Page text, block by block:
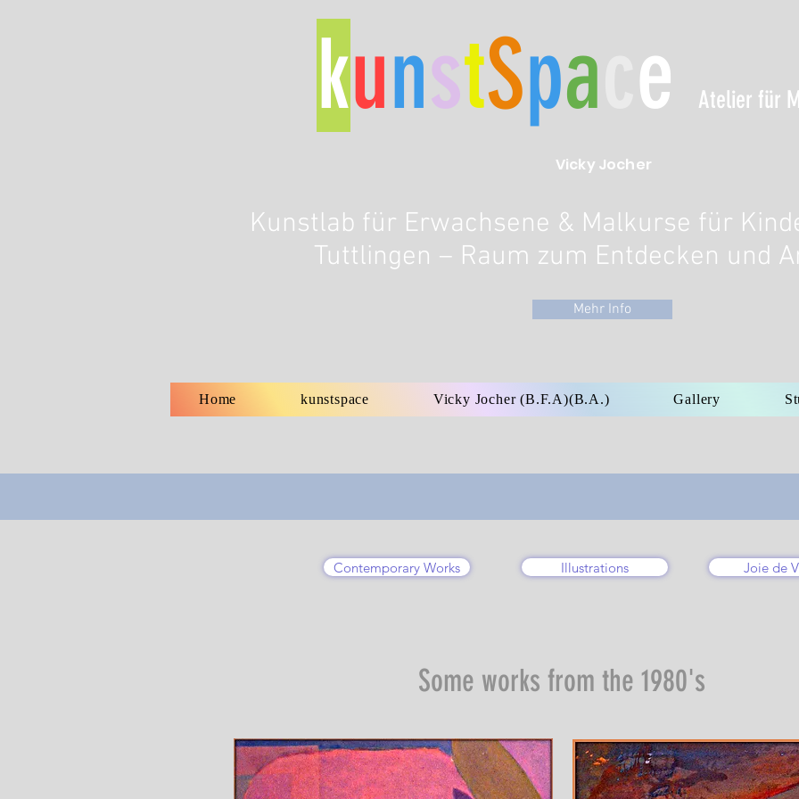
kunstSpa e Atelier für
Vicky Jocher
Kunstlab für Erwachsene & Malkurse für
Tuttlingen – Raum zum Entdecken und
Mehr Info
Home kunstspace Vicky Jocher (B.F.A)(B.A.) Gallery
Contemporary Works Illustrations Joie de
Some works from the 1980's